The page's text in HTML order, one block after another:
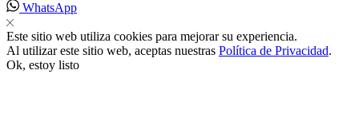
panel
panel
WhatsApp
Este sitio web utiliza cookies para mejorar su experiencia.
Al utilizar este sitio web, aceptas nuestras Política de Privacidad.
Ok, estoy listo